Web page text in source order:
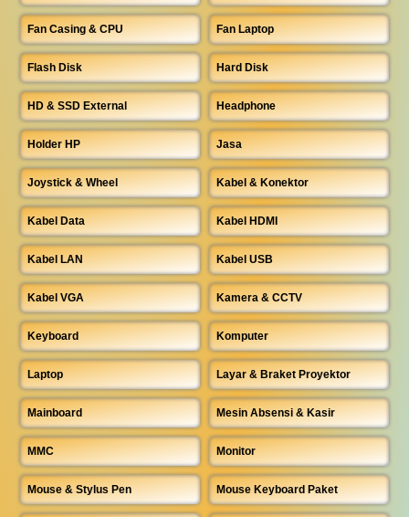
Fan Casing & CPU Fan Laptop
Flash Disk Hard Disk
HD & SSD External Headphone
Holder HP Jasa
Joystick & Wheel Kabel & Konektor
Kabel Data Kabel HDMI
Kabel LAN Kabel USB
Kabel VGA Kamera & CCTV
Keyboard Komputer
Laptop Layar & Braket Proyektor
Mainboard Mesin Absensi & Kasir
MMC Monitor
Mouse & Stylus Pen Mouse Keyboard Paket